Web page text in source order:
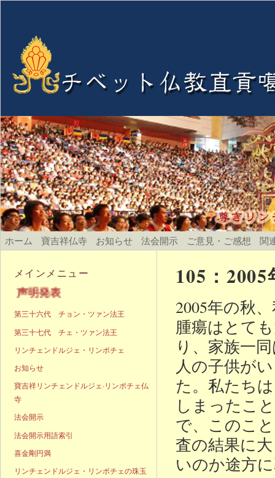
ホーム 寶吉祥仏寺 お知らせ 法会開示 ご意見・ご感想 関
105：
2005年の秋
腫瘍はとて
り、家族一
人の子供が
た。私たち
しまったこ
で、このこ
査の結果に
いのか途方
メインメニュー
第三十六代 チョン・ツァン法王
第三十七代 チェ・ツァン法王
リンチェンドルジェ・リンポチェ
お知らせ
寶吉祥リンチェンドルジェ·リンポチェ仏
寺
法会開示
法会開示用語索引
喜金剛円満
リンチェンドルジェ・リンポチェの珠玉